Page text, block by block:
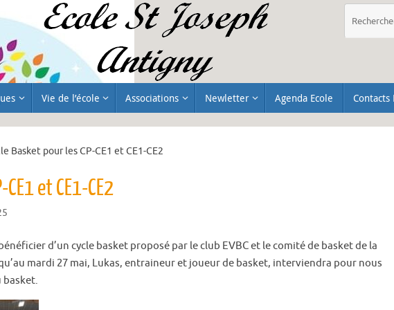
Vie de l’école Associations Newletter Agenda Ecole Contacts
Basket pour les CP-CE1 et CE1-CE2
et CE1-CE2
d’un cycle basket proposé par le club EVBC et le comité de basket de la
mardi 27 mai, Lukas, entraineur et joueur de basket, interviendra pour nous
basket.